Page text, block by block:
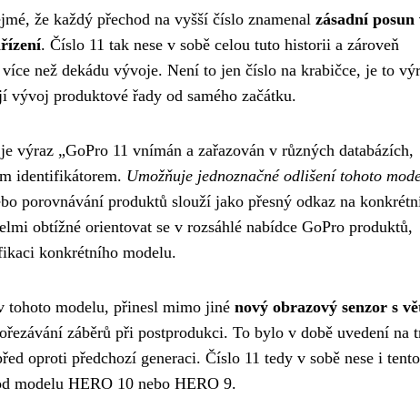
že každý přechod na vyšší číslo znamenal zásadní posun
. Číslo 11 tak nese v sobě celou tuto historii a zároveň
než dekádu vývoje. Není to jen číslo na krabičce, je to
produktové řady od samého začátku.
výraz „GoPro 11 vnímán a zařazován v různých databázích,
identifikátorem. Umožňuje jednoznačné odlišení tohoto
porovnávání produktů slouží jako přesný odkaz na
obtížné orientovat se v rozsáhlé nabídce GoPro produktů,
konkrétního modelu.
tohoto modelu, přinesl mimo jiné nový obrazový senzor s
záběrů při postprodukci. To bylo v době uvedení na
oproti předchozí generaci. Číslo 11 tedy v sobě nese i tento
modelu HERO 10 nebo HERO 9.